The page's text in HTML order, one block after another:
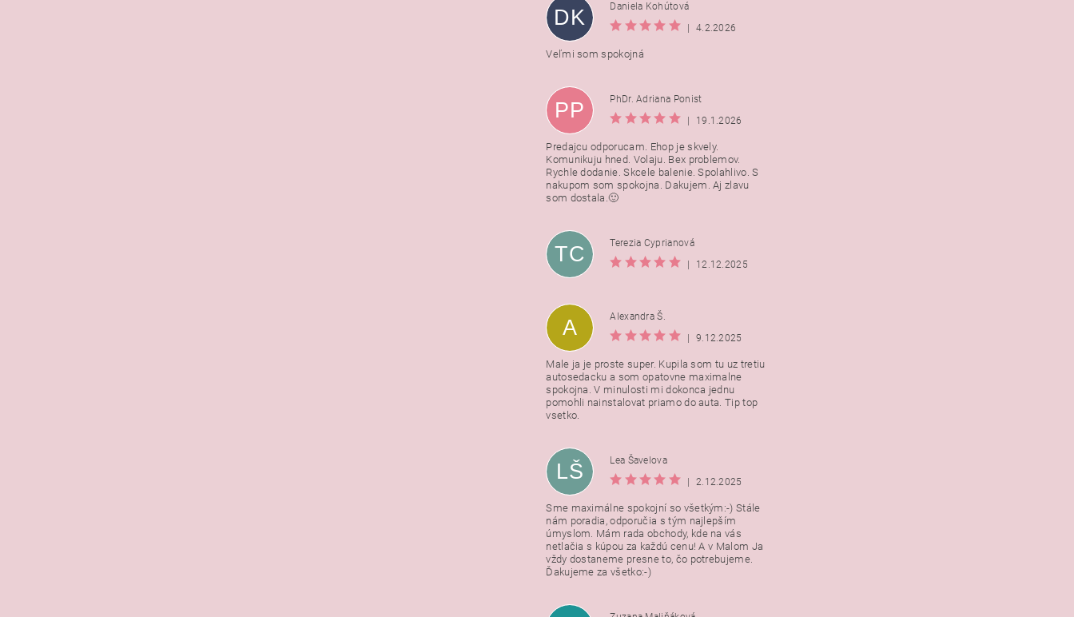
DK
Daniela Kohútová
4.2.2026
Veľmi som spokojná
PP
PhDr. Adriana Ponist
19.1.2026
Predajcu odporucam. Ehop je skvely.
Komunikuju hned. Volaju. Bex problemov.
Rychle dodanie. Skcele balenie. Spolahlivo. S
nakupom som spokojna. Dakujem. Aj zlavu
som dostala.🙂
TC
Terezia Cyprianová
12.12.2025
A
Alexandra Š.
9.12.2025
Male ja je proste super. Kupila som tu uz tretiu
autosedacku a som opatovne maximalne
spokojna. V minulosti mi dokonca jednu
pomohli nainstalovat priamo do auta. Tip top
vsetko.
LŠ
Lea Šavelova
2.12.2025
Sme maximálne spokojní so všetkým:-) Stále
nám poradia, odporučia s tým najlepším
úmyslom. Mám rada obchody, kde na vás
netlačia s kúpou za každú cenu! A v Malom Ja
vždy dostaneme presne to, čo potrebujeme.
Ďakujeme za všetko:-)